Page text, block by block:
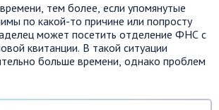
тем более, если упомянутые
по какой-то причине или попросту
может посетить отделение ФНС с
квитанции. В такой ситуации
больше времени, однако проблем